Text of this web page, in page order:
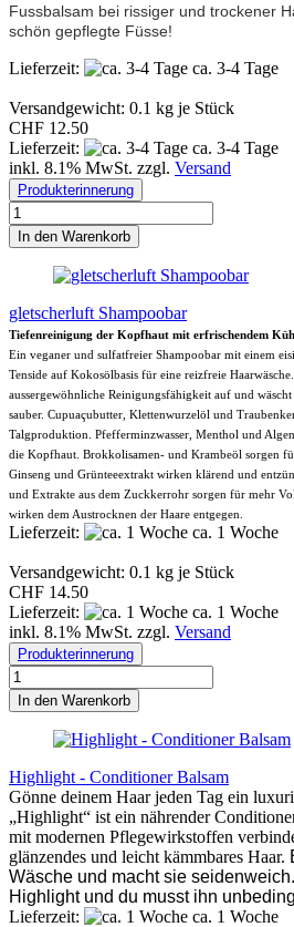
Fussbalsam bei rissiger und trockener
schön gepflegte Füsse!
Lieferzeit: ca. 3-4 Tage
Versandgewicht: 0.1 kg je Stück
CHF 12.50
Lieferzeit:
ca. 3-4 Tage
inkl. 8.1% MwSt. zzgl. Versand
Produkterinnerung
In den Warenkorb
gletscherluft Shampoobar
Tiefenreinigung der Kopfhaut mit erfrischendem
Ein veganer und sulfatfreier Shampoobar mit einem
Tenside auf Kokosölbasis für eine reizfreie
aussergewöhnliche Reinigungsfähigkeit auf und
sauber. Cupuaçubutter, Klettenwurzelöl und
Talgproduktion. Pfefferminzwasser, Menthol und
die Kopfhaut. Brokkolisamen- und Krambeöl sorgen
Ginseng und Grünteeextrakt wirken klärend und
und Extrakte aus dem Zuckkerrohr sorgen für mehr
wirken dem Austrocknen der Haare entgegen.
Lieferzeit: ca. 1 Woche
Versandgewicht: 0.1 kg je Stück
CHF 14.50
Lieferzeit:
ca. 1 Woche
inkl. 8.1% MwSt. zzgl. Versand
Produkterinnerung
In den Warenkorb
Highlight - Conditioner Balsam
Gönne deinem Haar jeden Tag ein
„Highlight“ ist ein nährender
mit modernen Pflegewirkstoffen
glänzendes und leicht kämmbares Haar.
Wäsche und macht sie
Highlight und du musst ihn
Lieferzeit:
ca. 1 Woche